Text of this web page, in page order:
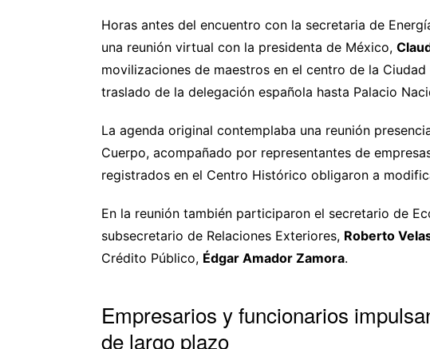
Horas antes del encuentro con la secretaria de
una reunión virtual con la presidenta de México,
movilizaciones de maestros en el centro de la
traslado de la delegación española hasta Palacio
La agenda original contemplaba una reunión
Cuerpo, acompañado por representantes de
registrados en el Centro Histórico obligaron a
En la reunión también participaron el secretario de
subsecretario de Relaciones Exteriores, Roberto
Crédito Público, Édgar Amador Zamora.
Empresarios y funcionarios
de largo plazo